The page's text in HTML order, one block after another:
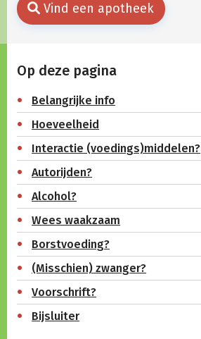
Vind een apotheek
Op deze pagina
Belangrijke info
Hoeveelheid
Interactie (voedings)middelen?
Autorijden?
Alcohol?
Wees waakzaam
Borstvoeding?
(Misschien) zwanger?
Voorschrift?
Bijsluiter